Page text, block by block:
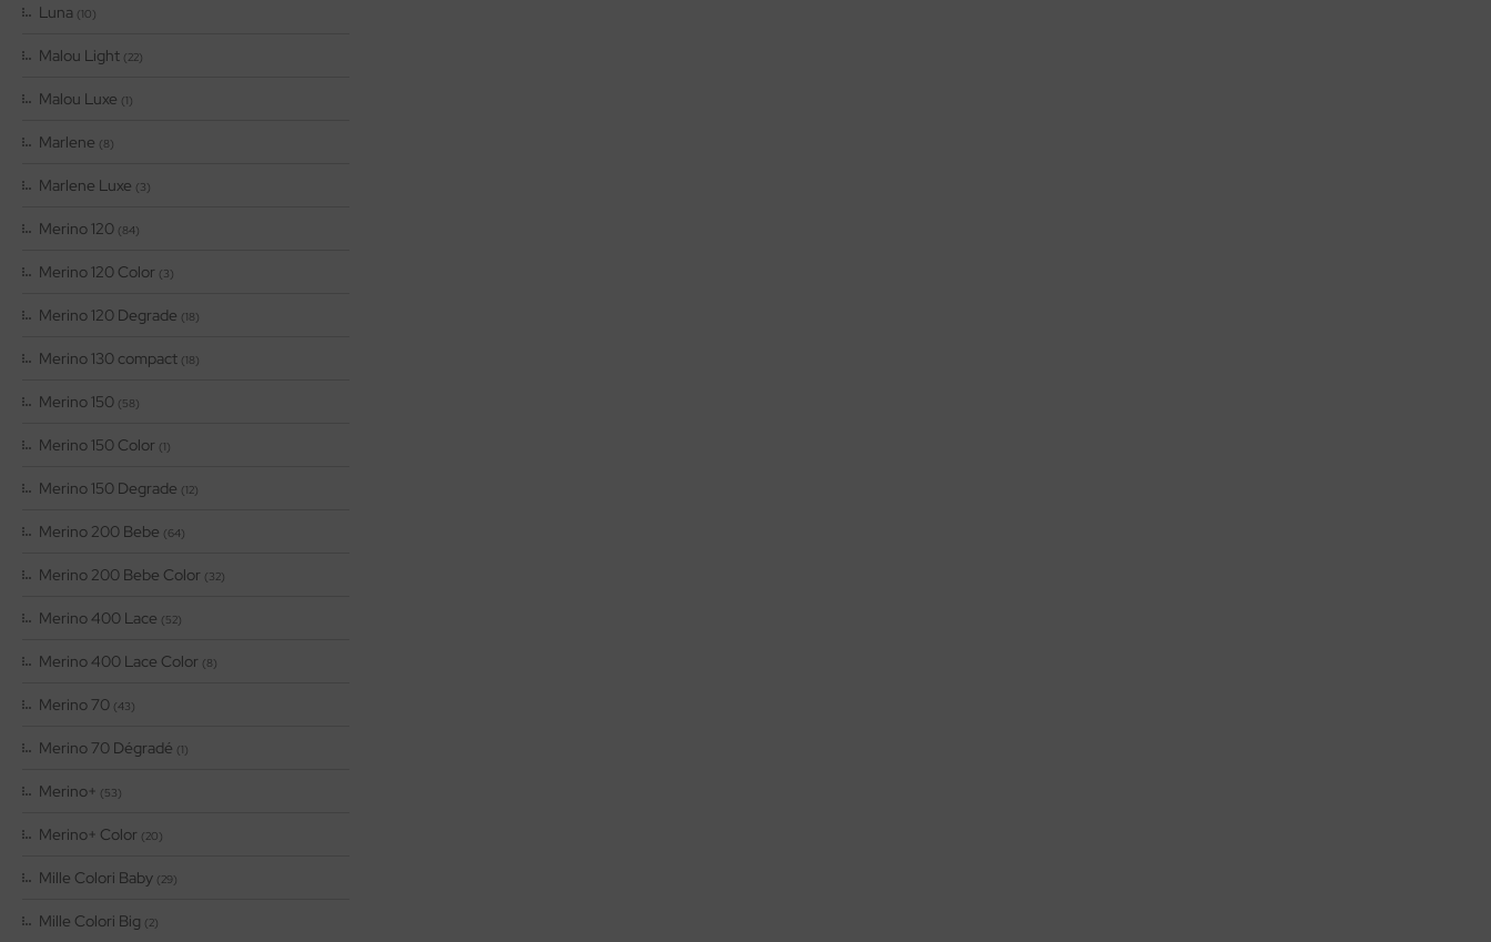
Luna (10)
Malou Light (22)
Malou Luxe (1)
Marlene (8)
Marlene Luxe (3)
Merino 120 (84)
Merino 120 Color (3)
Merino 120 Degrade (18)
Merino 130 compact (18)
Merino 150 (58)
Merino 150 Color (1)
Merino 150 Degrade (12)
Merino 200 Bebe (64)
Merino 200 Bebe Color (32)
Merino 400 Lace (52)
Merino 400 Lace Color (8)
Merino 70 (43)
Merino 70 Dégradé (1)
Merino+ (53)
Merino+ Color (20)
Mille Colori Baby (29)
Mille Colori Big (2)